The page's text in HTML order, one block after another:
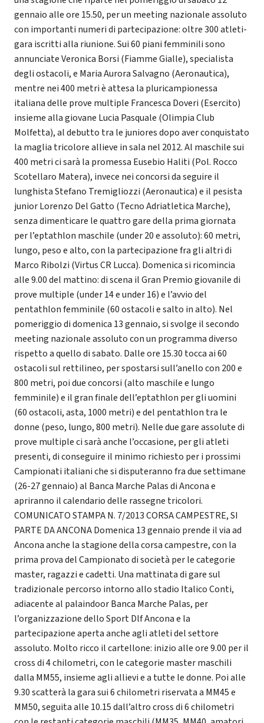
gennaio alle ore 15.50, per un meeting nazionale assoluto
con importanti numeri di partecipazione: oltre 300 atleti-
gara iscritti alla riunione. Sui 60 piani femminili sono
annunciate Veronica Borsi (Fiamme Gialle), specialista
degli ostacoli, e Maria Aurora Salvagno (Aeronautica),
mentre nei 400 metri è attesa la pluricampionessa
italiana delle prove multiple Francesca Doveri (Esercito)
insieme alla giovane Lucia Pasquale (Olimpia Club
Molfetta), al debutto tra le juniores dopo aver conquistato
la maglia tricolore allieve in sala nel 2012. Al maschile sui
400 metri ci sarà la promessa Eusebio Haliti (Pol. Rocco
Scotellaro Matera), invece nei concorsi da seguire il
lunghista Stefano Tremigliozzi (Aeronautica) e il pesista
junior Lorenzo Del Gatto (Tecno Adriatletica Marche),
senza dimenticare le quattro gare della prima giornata
per l’eptathlon maschile (under 20 e assoluto): 60 metri,
lungo, peso e alto, con la partecipazione fra gli altri di
Marco Ribolzi (Virtus CR Lucca). Domenica si ricomincia
alle 9.00 del mattino: di scena il Gran Premio giovanile di
prove multiple (under 14 e under 16) e l’avvio del
pentathlon femminile (60 ostacoli e salto in alto). Nel
pomeriggio di domenica 13 gennaio, si svolge il secondo
meeting nazionale assoluto con un programma diverso
rispetto a quello di sabato. Dalle ore 15.30 tocca ai 60
ostacoli sul rettilineo, per spostarsi sull’anello con 200 e
800 metri, poi due concorsi (alto maschile e lungo
femminile) e il gran finale dell’eptathlon per gli uomini
(60 ostacoli, asta, 1000 metri) e del pentathlon tra le
donne (peso, lungo, 800 metri). Nelle due gare assolute di
prove multiple ci sarà anche l’occasione, per gli atleti
presenti, di conseguire il minimo richiesto per i prossimi
Campionati italiani che si disputeranno fra due settimane
(26-27 gennaio) al Banca Marche Palas di Ancona e
apriranno il calendario delle rassegne tricolori.
COMUNICATO STAMPA N. 7/2013 CORSA CAMPESTRE, SI
PARTE DA ANCONA Domenica 13 gennaio prende il via ad
Ancona anche la stagione della corsa campestre, con la
prima prova del Campionato di società per le categorie
master, ragazzi e cadetti. Una mattinata di gare sul
tradizionale percorso intorno allo stadio Italico Conti,
adiacente al palaindoor Banca Marche Palas, per
l’organizzazione dello Sport Dlf Ancona e la
partecipazione aperta anche agli atleti del settore
assoluto. Molto ricco il cartellone: inizio alle ore 9.00 per il
cross di 4 chilometri, con le categorie master maschili
dalla MM55, insieme agli allievi e a tutte le donne. Poi alle
9.30 scatterà la gara sui 6 chilometri riservata a MM45 e
MM50, seguita alle 10.15 dall’altro cross di 6 chilometri